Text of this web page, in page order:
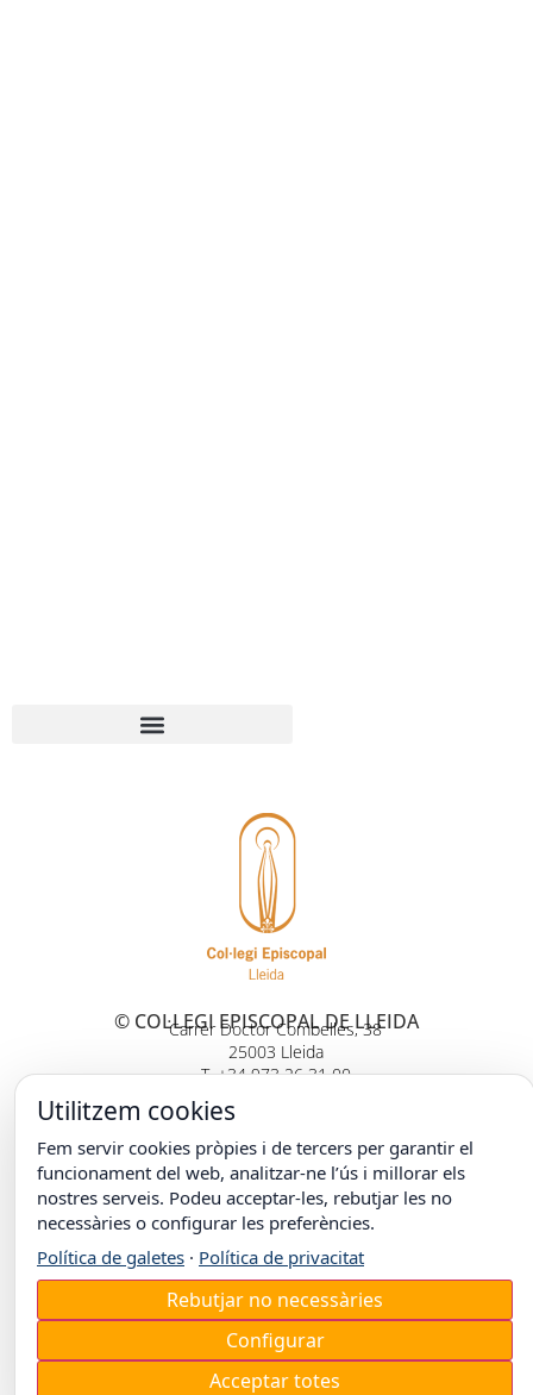
© COL·LEGI EPISCOPAL DE LLEIDA
Carrer Doctor Combelles, 38
25003 Lleida
T. +34 973 26 31 00
Utilitzem cookies
Fem servir cookies pròpies i de tercers per garantir el
funcionament del web, analitzar-ne l’ús i millorar els
nostres serveis. Podeu acceptar-les, rebutjar les no
necessàries o configurar les preferències.
Política de galetes · Política de privacitat
Rebutjar no necessàries
Configurar
Acceptar totes